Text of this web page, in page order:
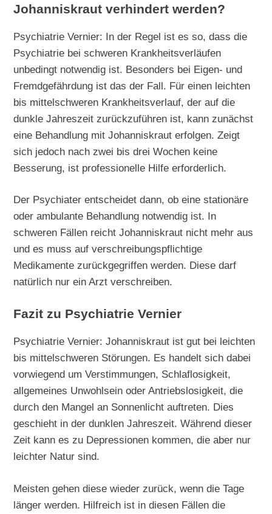
Johanniskraut verhindert werden?
Psychiatrie Vernier: In der Regel ist es so, dass die
Psychiatrie bei schweren Krankheitsverläufen
unbedingt notwendig ist. Besonders bei Eigen- und
Fremdgefährdung ist das der Fall. Für einen leichten
bis mittelschweren Krankheitsverlauf, der auf die
dunkle Jahreszeit zurückzuführen ist, kann zunächst
eine Behandlung mit Johanniskraut erfolgen. Zeigt
sich jedoch nach zwei bis drei Wochen keine
Besserung, ist professionelle Hilfe erforderlich.
Der Psychiater entscheidet dann, ob eine stationäre
oder ambulante Behandlung notwendig ist. In
schweren Fällen reicht Johanniskraut nicht mehr aus
und es muss auf verschreibungspflichtige
Medikamente zurückgegriffen werden. Diese darf
natürlich nur ein Arzt verschreiben.
Fazit zu Psychiatrie Vernier
Psychiatrie Vernier: Johanniskraut ist gut bei leichten
bis mittelschweren Störungen. Es handelt sich dabei
vorwiegend um Verstimmungen, Schlaflosigkeit,
allgemeines Unwohlsein oder Antriebslosigkeit, die
durch den Mangel an Sonnenlicht auftreten. Dies
geschieht in der dunklen Jahreszeit. Während dieser
Zeit kann es zu Depressionen kommen, die aber nur
leichter Natur sind.
Meisten gehen diese wieder zurück, wenn die Tage
länger werden. Hilfreich ist in diesen Fällen die